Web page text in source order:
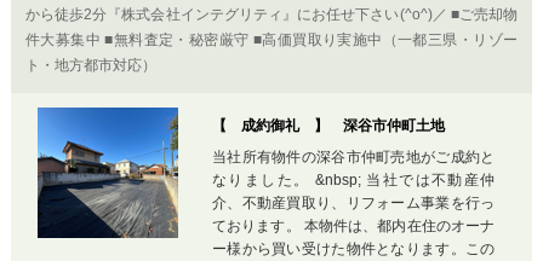
から徒歩2分『株式会社インテグリティ』にお任せ下さい(^o^)／ ■ご売却物
件大募集中 ■無料査定・秘密厳守 ■高価買取り実施中（一都三県・リゾー
ト・地方都市対応）
【 成約御礼 】 深谷市仲町土地
当社所有物件の深谷市仲町売地がご成約と
なりました。 &nbsp; 当社では不動産仲
介、不動産買取り、リフォーム事業を行っ
ております。 本物件は、都内在住のオーナ
ー様から買い受けた物件となります。この